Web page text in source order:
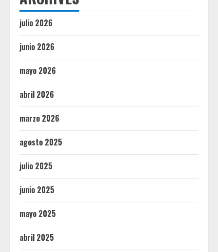
julio 2026
junio 2026
mayo 2026
abril 2026
marzo 2026
agosto 2025
julio 2025
junio 2025
mayo 2025
abril 2025